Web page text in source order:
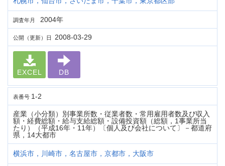
調査年月 2004年
公開（更新）日 2008-03-29
EXCEL DB
表番号 1-2
産業（小分類）別事業所数・従業者数・常用雇用者数及び収入
額・経費総額・給与支給総額・設備投資額（総額，1事業所当
たり）（平成16年・11年）〔個人及び会社について〕－都道府
県，14大都市
横浜市，川崎市，名古屋市，京都市，大阪市